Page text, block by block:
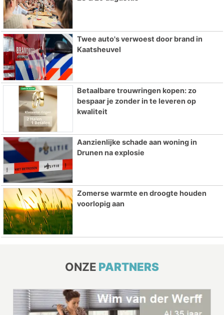
Twee auto's verwoest door brand in
Kaatsheuvel
Betaalbare trouwringen kopen: zo
bespaar je zonder in te leveren op
kwaliteit
Aanzienlijke schade aan woning in
Drunen na explosie
Zomerse warmte en droogte houden
voorlopig aan
ONZE PARTNERS